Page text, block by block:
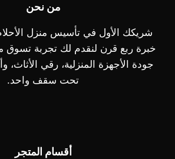
من نحن
شريكك الأول في تأسيس منزل
خبرة ربع قرن لنقدم لك تجربة تسوق
جودة الأجهزة المنزلية، رقي الأثاث،
تحت سقف واحد.
أقسام المتجر